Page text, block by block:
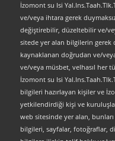
İzomont su Isi
ve/veya ihtara gerek
değiştirebilir, düzeltebilir ve/
sitede yer alan bilgilerin gerek
kaynaklanan doğrudan ve/
ve/veya müsbet, velhasıl her
İzomont su Isi
bilgileri hazırlayan kişiler ve
yetkilendirdiği kişi ve
web sitesinde yer alan,
bilgileri, sayfalar, fotoğraflar,